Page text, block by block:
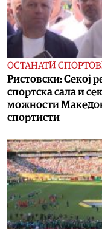
ОСТАНАТИ
Ристовски: Секој
спортска сала и
можности
спортисти